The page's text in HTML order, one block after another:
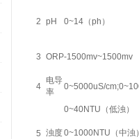
2 pH 0~14（ph）
3 ORP-1500mv~1500mv
4
电导
率
0~5000uS/
5 浊度
0~40NTU（低浊）
0~1000NTU（中浊